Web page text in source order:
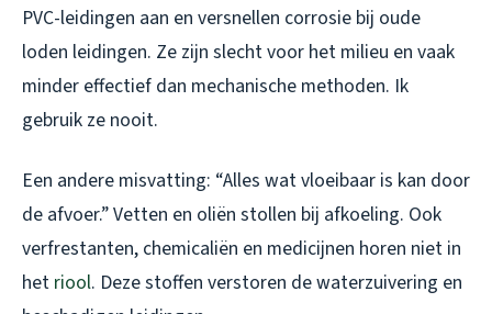
PVC-leidingen aan en versnellen corrosie bij oude
loden leidingen. Ze zijn slecht voor het milieu en vaak
minder effectief dan mechanische methoden. Ik
gebruik ze nooit.
Een andere misvatting: “Alles wat vloeibaar is kan door
de afvoer.” Vetten en oliën stollen bij afkoeling. Ook
verfrestanten, chemicaliën en medicijnen horen niet in
het riool. Deze stoffen verstoren de waterzuivering en